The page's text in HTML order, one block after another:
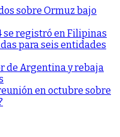
sobre Ormuz bajo
se registró en Filipinas
para seis entidades
de Argentina y rebaja
en octubre sobre